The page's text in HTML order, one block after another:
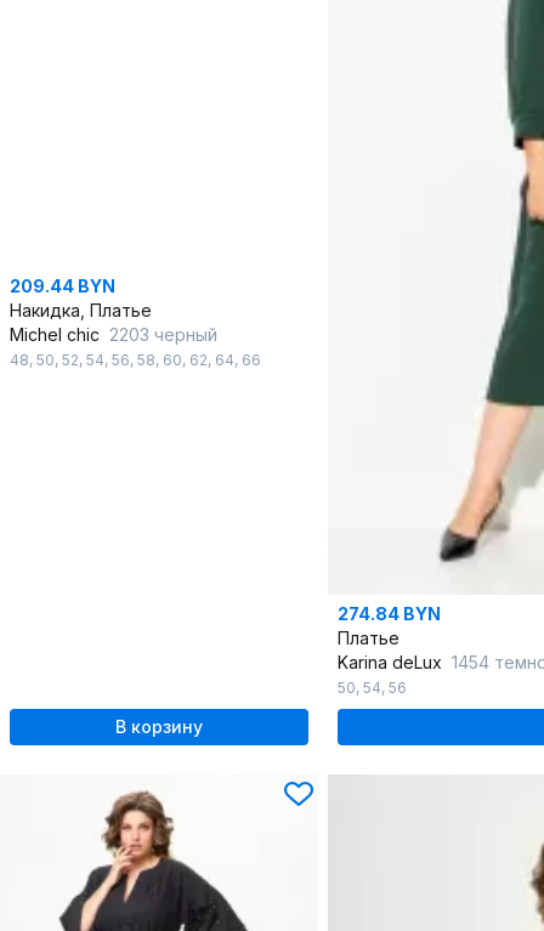
209.44 BYN
Накидка, Платье
Michel chic 2203 черный
48, 50, 52, 54, 56, 58, 60, 62, 64, 66
В корзину
274.84 BYN
Платье
Karina deLux 1454
50, 54, 56